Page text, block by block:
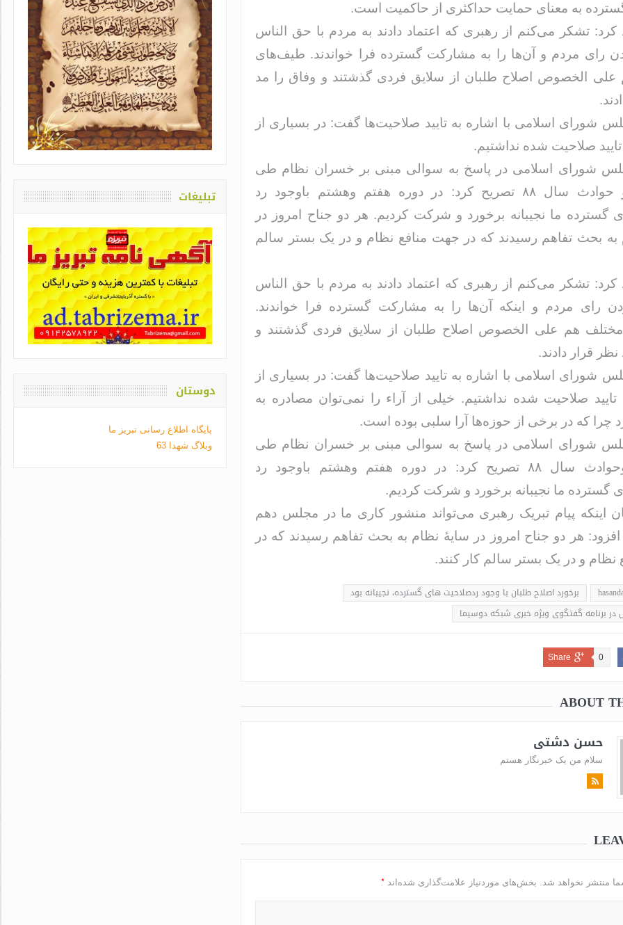
به معنای حمایت حداکثری از حاکمیت است.
کرد: تشکر می‌کنم از رهبری که اعتماد دادند به مردم با حق الناس
رای مردم و آن‌ها را به مشارکت گسترده فرا خواندند. طیف‌های
الخصوص اصلاح طلبان از سلایق فردی گذشتند و وفاق را مد
شورای اسلامی با اشاره به تایید صلاحیت‌ها گفت: در بسیاری از
صلاحیت شده نداشتیم.
شورای اسلامی در پاسخ به سوالی مبنی بر خسران نظام طی
انتخابات و حوادث سال ۸۸ تصریح کرد: در دوره هفتم وهشتم باوجود رد
گسترده ما نجیبانه برخورد و شرکت کردیم. هر دو جناح امروز در
به بحث تفاهم رسیدند که در جهت منافع نظام و در یک بستر سالم
کرد: تشکر می‌کنم از رهبری که اعتماد دادند به مردم با حق الناس
رای مردم و اینکه آن‌ها را به مشارکت گسترده فرا خواندند.
هم علی الخصوص اصلاح طلبان از سلایق فردی گذشتند و
قرار دادند.
شورای اسلامی با اشاره به تایید صلاحیت‌ها گفت: در بسیاری از
تایید صلاحیت شده نداشتیم. خیلی از آراء را نمی‌توان مصادره به
چرا که در برخی از حوزه‌ها آرا سلبی بوده است.
شورای اسلامی در پاسخ به سوالی مبنی بر خسران نظام طی
انتخابات وحوادث سال ۸۸ تصریح کرد: در دوره هفتم وهشتم باوجود رد
گسترده ما نجیبانه برخورد و شرکت کردیم.
اینکه پیام تبریک رهبری می‌تواند منشور کاری ما در مجلس دهم
افزود: هر دو جناح امروز در سایهٔ نظام به بحث تفاهم رسیدند که در
و در یک بستر سالم کار کنند.
برخورد اصلاح طلبان با وجود ردصلاحیت های گسترده، نجیبانه بود
در برنامه گفتگوی ویژه خبری شبکه دوسیما
Share 0
ABOUT
حسن دشتی
سلام من یک خبرنگار هستم
منتشر نخواهد شد. بخش‌های موردنیاز علامت‌گذاری شده‌اند *
تبلیغات
دوستان
پایگاه اطلاع رسانی تبریز ما
وبلاگ شهدا 63
به یاد او که دغدغه سلامت قلم
داشت / طاهره سادات حمیدی
حسن دشتی
و صمیمیت به
دفاع مقدس /
حسن دشتی